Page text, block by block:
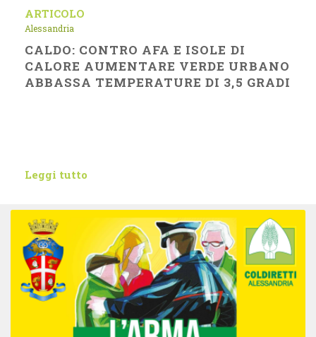
ARTICOLO
Alessandria
CALDO: CONTRO AFA E ISOLE DI
CALORE AUMENTARE VERDE URBANO
ABBASSA TEMPERATURE DI 3,5 GRADI
Leggi tutto